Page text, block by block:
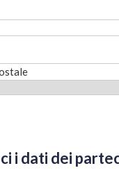
i dati dei